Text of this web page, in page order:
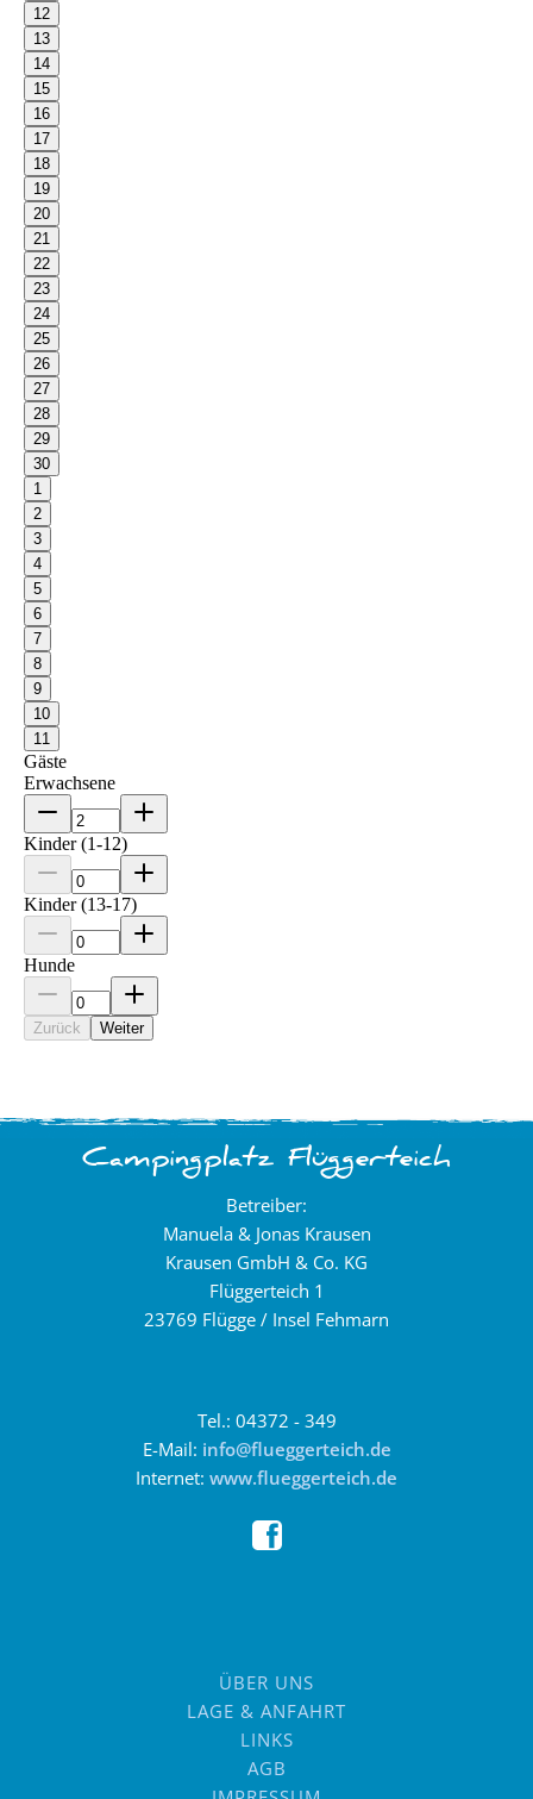
Campingplatz Flüggerteich
Betreiber:
Manuela & Jonas Krausen
Krausen GmbH & Co. KG
Flüggerteich 1
23769 Flügge / Insel Fehmarn
Tel.: 04372 - 349
E-Mail: info@flueggerteich.de
Internet: www.flueggerteich.de
ÜBER UNS
LAGE & ANFAHRT
LINKS
AGB